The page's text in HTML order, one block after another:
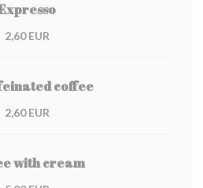
2,60 EUR
coffee
2,60 EUR
with cream